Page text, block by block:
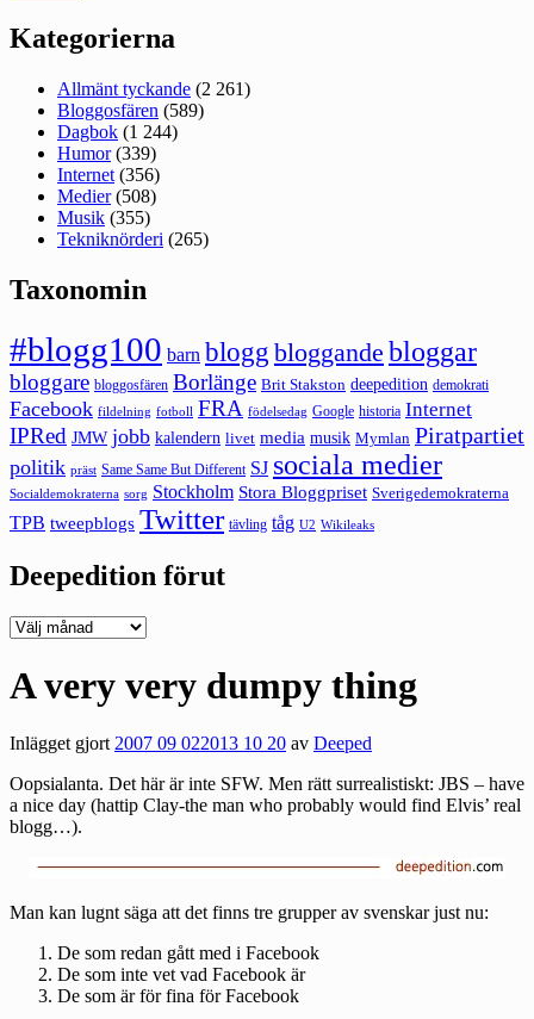
Kategorierna
Allmänt tyckande (2 261)
Bloggosfären (589)
Dagbok (1 244)
Humor(339)
Internet (356)
Medier(508)
Musik (355)
Tekniknörderi (265)
Taxonomin
#blogg100 barn blogg bloggande bloggar
bloggare bloggosfären Borlänge Brit Stakston deepedition demokrati
Facebook fildelning fotboll FRA födelsedag Google historia Internet
IPRed JMW jobb kalendern livet media musik Mymlan Piratpartiet
politik präst Same Same But Different SJ sociala medier
Socialdemokraterna sorg Stockholm Stora Bloggpriset Sverigedemokraterna
TPB tweepblogs Twitter tävling tåg U2 Wikileaks
Deepedition förut
Deepedition
A very very dumpy thing
Inlägget gjort2007 09 022013 10 20 av Deeped
Oopsialanta. Det här är inte SFW. Men rätt surrealistiskt: JBS – have
a nice day (hattip Clay-the man who probably would find Elvis’ real
blogg…).
Man kan lugnt säga att det finns tre grupper av svenskar just nu:
De som redan gått med i Facebook
De som inte vet vad Facebook är
De som är för fina för Facebook